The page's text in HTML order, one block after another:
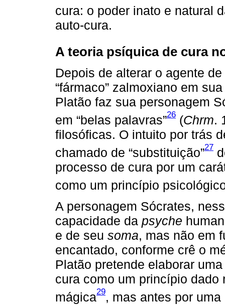
cura: o poder inato e natural
auto-cura.
A teoria psíquica de cura
Depois de alterar o agente
“fármaco” zalmoxiano em
Platão faz sua personagem
em “belas palavras”26 (Chrm.
filosóficas. O intuito por trás
chamado de “substituição”27
processo de cura por um
como um princípio
A personagem Sócrates,
capacidade da psyche
e de seu soma, mas não em
encantado, conforme crê o
Platão pretende elaborar
cura como um princípio
mágica29, mas antes por